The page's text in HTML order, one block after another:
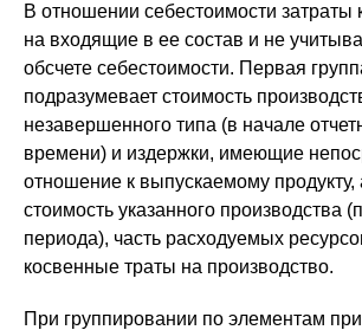
В отношении себестоимости затраты
на входящие в ее состав и не
обсчете себестоимости. Первая
подразумевает стоимость
незавершенного типа (в начале
времени) и издержки, имеющие
отношение к выпускаемому
стоимость указанного производства
периода), часть расходуемых
косвенные траты на производство.
При группировании по элементам